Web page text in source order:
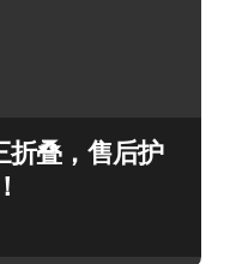
叠，售后护